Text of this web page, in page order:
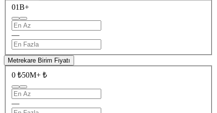
01B+
—
Metrekare Birim Fiyatı
0 ₺50M+ ₺
—